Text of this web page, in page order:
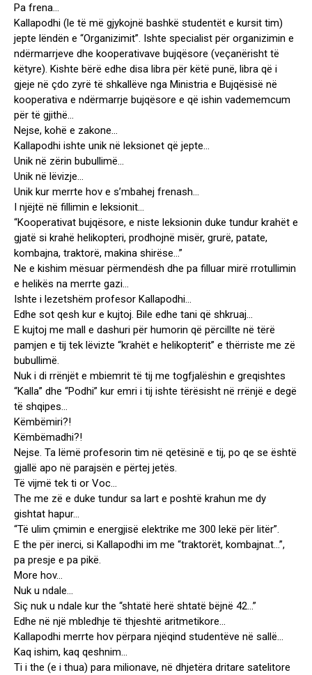
Pa frena…
Kallapodhi (le të më gjykojnë bashkë studentët e kursit tim)
jepte lëndën e “Organizimit”. Ishte specialist për organizimin e
ndërmarrjeve dhe kooperativave bujqësore (veçanërisht të
këtyre). Kishte bërë edhe disa libra për këtë punë, libra që i
gjeje në çdo zyrë të shkallëve nga Ministria e Bujqësisë në
kooperativa e ndërmarrje bujqësore e që ishin vadememcum
për të gjithë…
Nejse, kohë e zakone…
Kallapodhi ishte unik në leksionet që jepte…
Unik në zërin bubullimë…
Unik në lëvizje…
Unik kur merrte hov e s’mbahej frenash…
I njëjtë në fillimin e leksionit…
“Kooperativat bujqësore, e niste leksionin duke tundur krahët e
gjatë si krahë helikopteri, prodhojnë misër, grurë, patate,
kombajna, traktorë, makina shirëse…”
Ne e kishim mësuar përmendësh dhe pa filluar mirë rrotullimin
e helikës na merrte gazi…
Ishte i lezetshëm profesor Kallapodhi…
Edhe sot qesh kur e kujtoj. Bile edhe tani që shkruaj…
E kujtoj me mall e dashuri për humorin që përcillte në tërë
pamjen e tij tek lëvizte “krahët e helikopterit” e thërriste me zë
bubullimë.
Nuk i di rrënjët e mbiemrit të tij me togfjalëshin e greqishtes
“Kalla” dhe “Podhi” kur emri i tij ishte tërësisht në rrënjë e degë
të shqipes…
Këmbëmiri?!
Këmbëmadhi?!
Nejse. Ta lëmë profesorin tim në qetësinë e tij, po qe se është
gjallë apo në parajsën e përtej jetës.
Të vijmë tek ti or Voc…
The me zë e duke tundur sa lart e poshtë krahun me dy
gishtat hapur…
“Të ulim çmimin e energjisë elektrike me 300 lekë për litër”.
E the për inerci, si Kallapodhi im me “traktorët, kombajnat…”,
pa presje e pa pikë.
More hov…
Nuk u ndale…
Siç nuk u ndale kur the “shtatë herë shtatë bëjnë 42…”
Edhe në një mbledhje të thjeshtë aritmetikore…
Kallapodhi merrte hov përpara njëqind studentëve në sallë…
Kaq ishim, kaq qeshnim…
Ti i the (e i thua) para milionave, në dhjetëra dritare satelitore